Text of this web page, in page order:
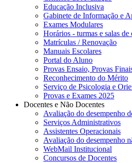
Educação Inclusiva
Gabinete de Informação e
Exames Modulares
Horários - turmas e salas de
Matrículas / Renovação
Manuais Escolares
Portal do Aluno
Provas Ensaio, Provas
Reconhecimento do Mérito
Serviço de Psicologia e
Provas e Exames 2025
Docentes e Não Docentes
Avaliação do desempenho
Serviços Administrativos
Assistentes Operacionais
Avaliação do desempenho
WebMail Institucional
Concursos de Docentes